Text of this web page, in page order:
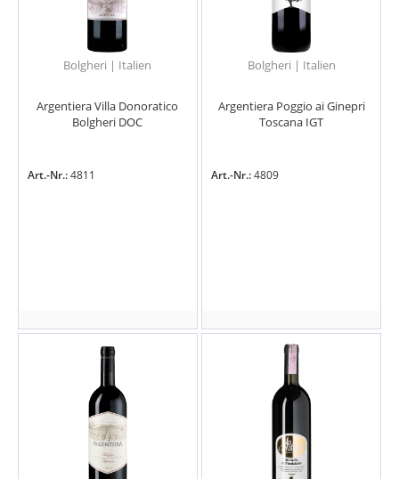
Bolgheri | Italien
Argentiera Villa Donoratico
Bolgheri DOC
Art.-Nr.:4811
Bolgheri | Italien
Argentiera Poggio ai Ginepri
Toscana IGT
Art.-Nr.:4809